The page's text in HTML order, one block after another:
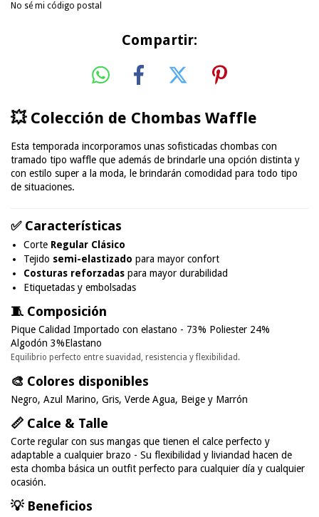
No sé mi código postal
Compartir:
💥 Colección de Chombas Waffle
Esta temporada incorporamos unas sofisticadas chombas con
tramado tipo waffle que además de brindarle una opción distinta y
con estilo super a la moda, le brindarán comodidad para todo tipo
de situaciones.
✅ Características
Corte Regular Clásico
Tejido semi-elastizado para mayor confort
Costuras reforzadas para mayor durabilidad
Etiquetadas y embolsadas
🧵 Composición
Pique Calidad Importado con elastano - 73% Poliester 24%
Algodón 3%Elastano
Equilibrio perfecto entre suavidad, resistencia y flexibilidad.
🎨 Colores disponibles
Negro, Azul Marino, Gris, Verde Agua, Beige y Marrón
📏 Calce & Talle
Corte regular con sus mangas que tienen el calce perfecto y
adaptable a cualquier brazo - Su flexibilidad y liviandad hacen de
esta chomba básica un outfit perfecto para cualquier día y cualquier
ocasión.
💡 Beneficios